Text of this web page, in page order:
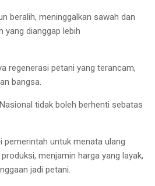
beralih, meninggalkan sawah dan
yang dianggap lebih
regenerasi petani yang terancam,
bangsa.
tidak boleh berhenti sebatas
pemerintah untuk menata ulang
menjamin harga yang layak,
jadi petani.